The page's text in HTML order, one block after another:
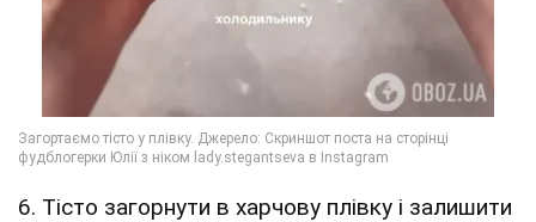
6. Тісто загорнути в харчову плівку і залишити